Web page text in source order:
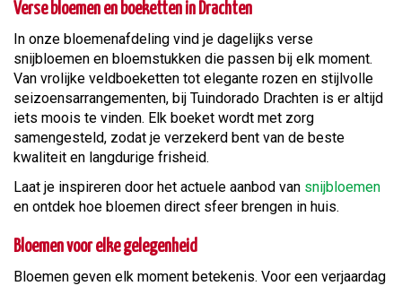
Verse bloemen en boeketten in Drachten
In onze bloemenafdeling vind je dagelijks verse
snijbloemen en bloemstukken die passen bij elk moment.
Van vrolijke veldboeketten tot elegante rozen en stijlvolle
seizoensarrangementen, bij Tuindorado Drachten is er altijd
iets moois te vinden. Elk boeket wordt met zorg
samengesteld, zodat je verzekerd bent van de beste
kwaliteit en langdurige frisheid.
Laat je inspireren door het actuele aanbod van snijbloemen
en ontdek hoe bloemen direct sfeer brengen in huis.
Bloemen voor elke gelegenheid
Bloemen geven elk moment betekenis. Voor een verjaardag